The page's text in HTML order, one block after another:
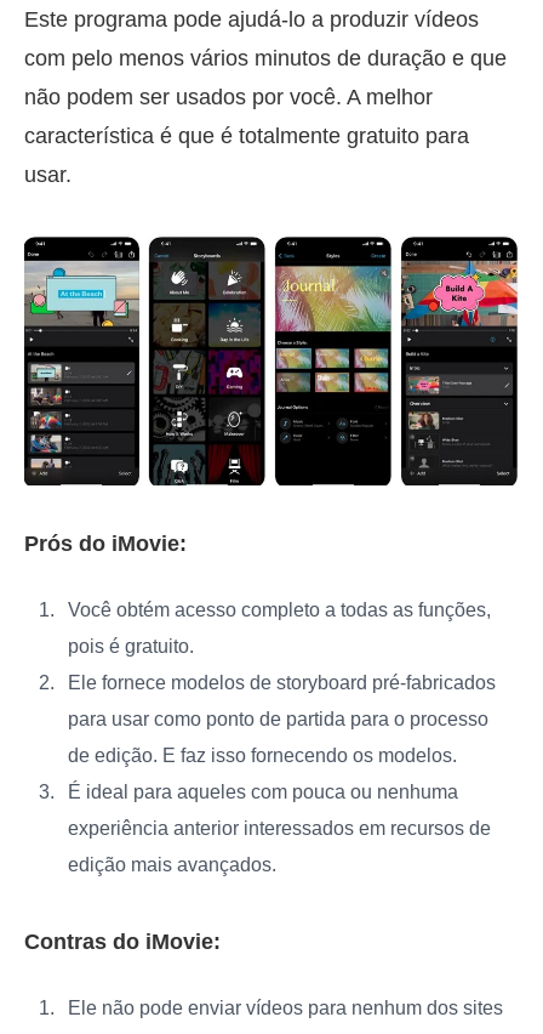
Este programa pode ajudá-lo a produzir vídeos
com pelo menos vários minutos de duração e que
não podem ser usados por você. A melhor
característica é que é totalmente gratuito para
usar.
Prós do iMovie:
Você obtém acesso completo a todas as funções,
pois é gratuito.
Ele fornece modelos de storyboard pré-fabricados
para usar como ponto de partida para o processo
de edição. E faz isso fornecendo os modelos.
É ideal para aqueles com pouca ou nenhuma
experiência anterior interessados em recursos de
edição mais avançados.
Contras do iMovie:
Ele não pode enviar vídeos para nenhum dos sites